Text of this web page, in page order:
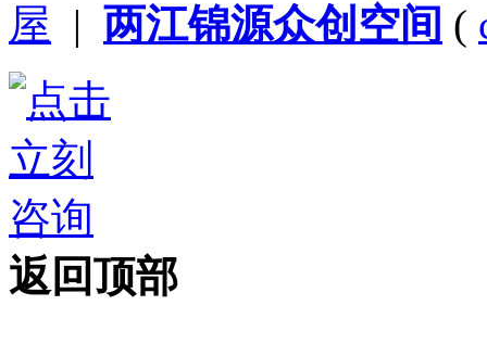
屋 | 两江锦源众创空间 (
返回顶部